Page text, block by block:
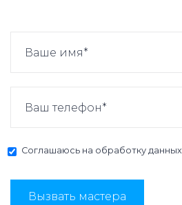
Соглашаюсь на обработку данных
Вызвать мастера